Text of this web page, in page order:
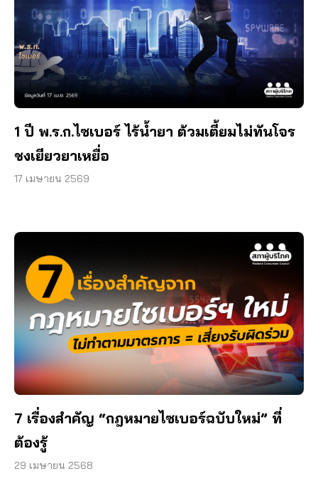
1 ปี พ.ร.ก.ไซเบอร์ ไร้น้ำยา ต้วมเตี้ยมไม่ทันโจร
ชงเยียวยาเหยื่อ
17 เมษายน 2569
7 เรื่องสำคัญ “กฎหมายไซเบอร์ฉบับใหม่” ที่
ต้องรู้
29 เมษายน 2568